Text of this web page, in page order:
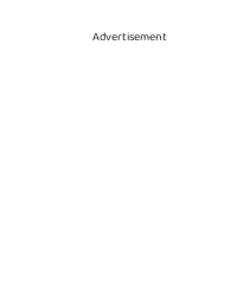
Advertisement